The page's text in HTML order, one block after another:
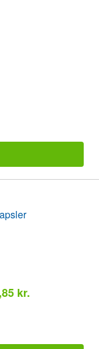
kr.